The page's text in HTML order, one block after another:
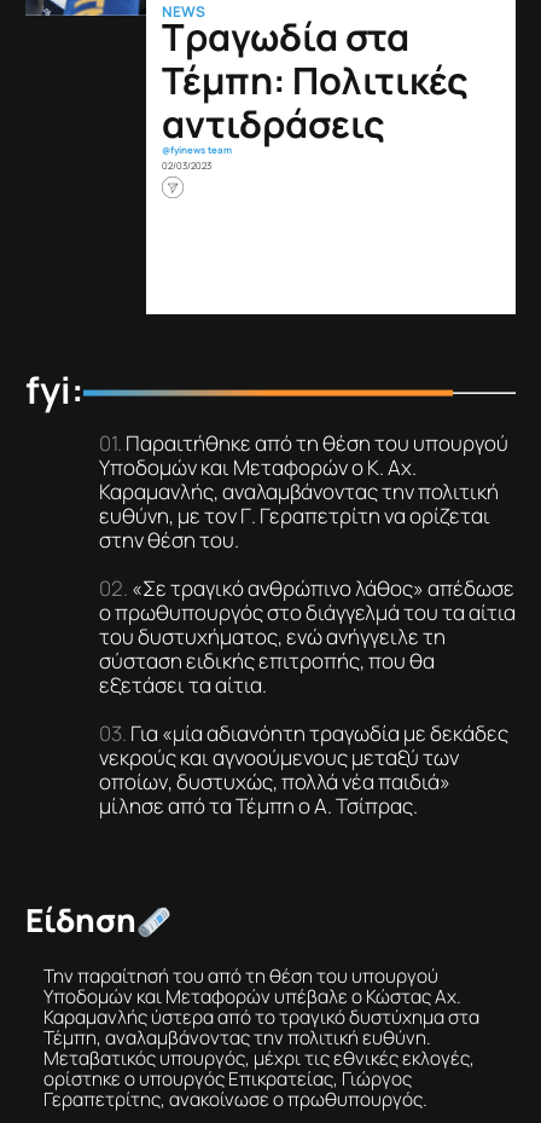
NEWS
Τραγωδία στα
Τέμπη: Πολιτικές
αντιδράσεις
@fyinews team
02/03/2023
fyi:
Παραιτήθηκε από τη θέση του υπουργού
Υποδομών και Μεταφορών ο Κ. Αχ.
Καραμανλής, αναλαμβάνοντας την πολιτική
ευθύνη, με τον Γ. Γεραπετρίτη να ορίζεται
στην θέση του.
«Σε τραγικό ανθρώπινο λάθος» απέδωσε
ο πρωθυπουργός στο διάγγελμά του τα αίτια
του δυστυχήματος, ενώ ανήγγειλε τη
σύσταση ειδικής επιτροπής, που θα
εξετάσει τα αίτια.
Για «μία αδιανόητη τραγωδία με δεκάδες
νεκρούς και αγνοούμενους μεταξύ των
οποίων, δυστυχώς, πολλά νέα παιδιά»
μίλησε από τα Τέμπη ο Α. Τσίπρας.
Είδηση
Την παραίτησή του από τη θέση του υπουργού
Υποδομών και Μεταφορών υπέβαλε ο Κώστας Αχ.
Καραμανλής ύστερα από το τραγικό δυστύχημα στα
Τέμπη, αναλαμβάνοντας την πολιτική ευθύνη.
Μεταβατικός υπουργός, μέχρι τις εθνικές εκλογές,
ορίστηκε ο υπουργός Επικρατείας, Γιώργος
Γεραπετρίτης, ανακοίνωσε ο πρωθυπουργός.